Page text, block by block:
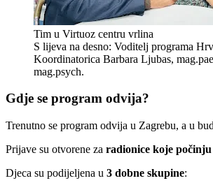
Tim u Virtuoz centru vrlina
S lijeva na desno: Voditelj programa
Koordinatorica Barbara Ljubas,
mag.psych.
Gdje se program odvija?
Trenutno se program odvija u Zagrebu, a u
Prijave su otvorene za radionice koje počinju
Djeca su podijeljena u 3 dobne skupine: